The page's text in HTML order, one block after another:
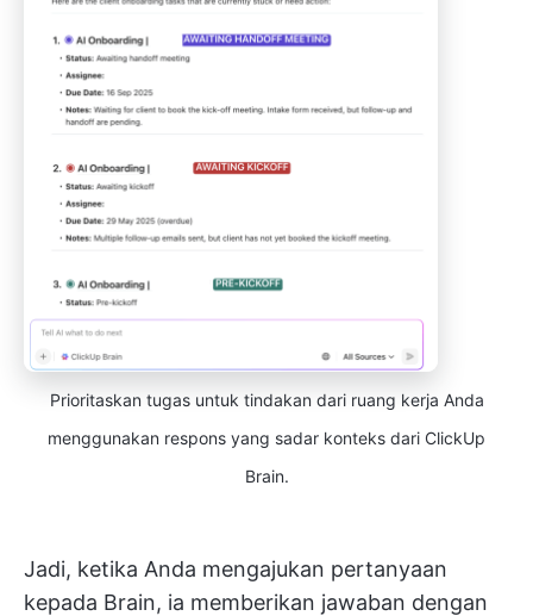
Prioritaskan tugas untuk tindakan dari ruang kerja Anda
menggunakan respons yang sadar konteks dari ClickUp
Brain.
Jadi, ketika Anda mengajukan pertanyaan
kepada Brain, ia memberikan jawaban dengan